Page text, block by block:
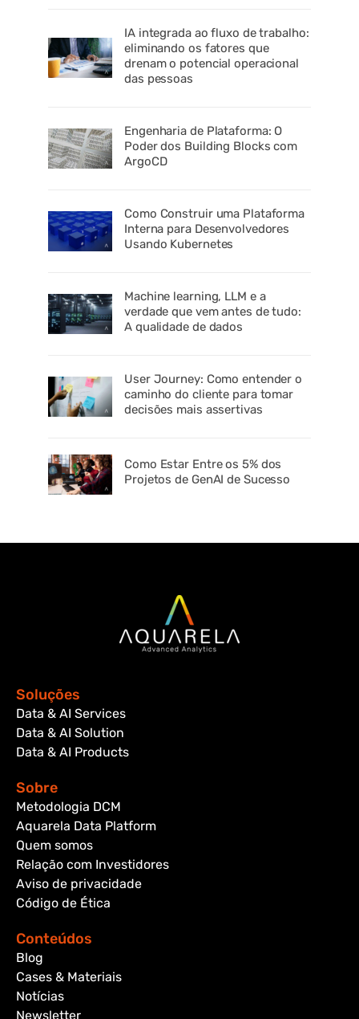
IA integrada ao fluxo de trabalho:
eliminando os fatores que
drenam o potencial operacional
das pessoas
Engenharia de Plataforma: O
Poder dos Building Blocks com
ArgoCD
Como Construir uma Plataforma
Interna para Desenvolvedores
Usando Kubernetes
Machine learning, LLM e a
verdade que vem antes de tudo:
A qualidade de dados
User Journey: Como entender o
caminho do cliente para tomar
decisões mais assertivas
Como Estar Entre os 5% dos
Projetos de GenAI de Sucesso
Soluções
Data & AI Services
Data & AI Solution
Data & AI Products
Sobre
Metodologia DCM
Aquarela Data Platform
Quem somos
Relação com Investidores
Aviso de privacidade
Código de Ética
Conteúdos
Blog
Cases & Materiais
Notícias
Newsletter